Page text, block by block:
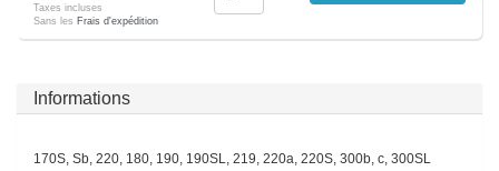
Taxes incluses
Sans les Frais d'expédition
Informations
170S, Sb, 220, 180, 190, 190SL, 219, 220a, 220S, 300b, c, 300SL